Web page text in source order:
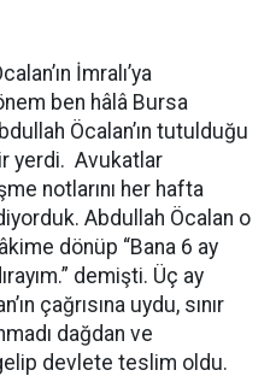
İmralı’ya
ben hâlâ Bursa
Öcalan’ın tutulduğu
yerdi. Avukatlar
notlarını her hafta
Abdullah Öcalan o
dönüp “Bana 6 ay
demişti. Üç ay
çağrısına uydu, sınır
dağdan ve
devlete teslim oldu.